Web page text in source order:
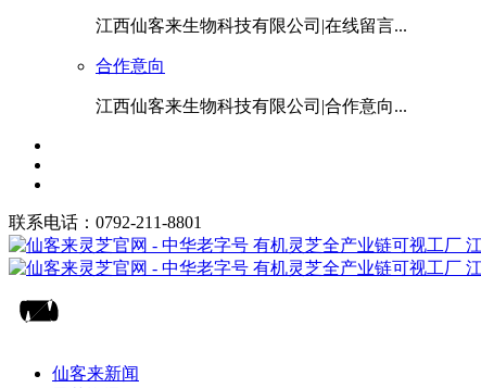
江西仙客来生物科技有限公司|在线留言...
合作意向
江西仙客来生物科技有限公司|合作意向...
联系电话：0792-211-8801
仙客来新闻